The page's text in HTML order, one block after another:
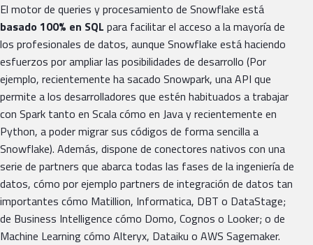
El motor de queries y procesamiento de Snowflake está
basado 100% en SQL para facilitar el acceso a la mayoría de
los profesionales de datos, aunque Snowflake está haciendo
esfuerzos por ampliar las posibilidades de desarrollo (Por
ejemplo, recientemente ha sacado Snowpark, una API que
permite a los desarrolladores que estén habituados a trabajar
con Spark tanto en Scala cómo en Java y recientemente en
Python, a poder migrar sus códigos de forma sencilla a
Snowflake). Además, dispone de conectores nativos con una
serie de partners que abarca todas las fases de la ingeniería de
datos, cómo por ejemplo partners de integración de datos tan
importantes cómo Matillion, Informatica, DBT o DataStage;
de Business Intelligence cómo Domo, Cognos o Looker; o de
Machine Learning cómo Alteryx, Dataiku o AWS Sagemaker.